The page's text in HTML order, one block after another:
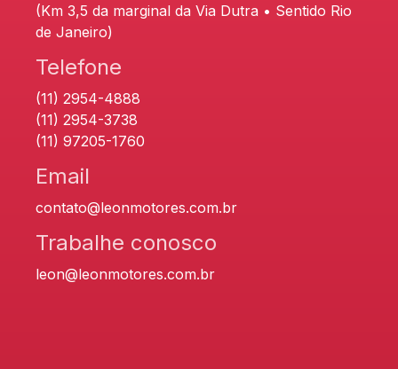
(Km 3,5 da marginal da Via Dutra • Sentido Rio
de Janeiro)
Telefone
(11) 2954-4888
(11) 2954-3738
(11) 97205-1760
Email
contato@leonmotores.com.br
Trabalhe conosco
leon@leonmotores.com.br